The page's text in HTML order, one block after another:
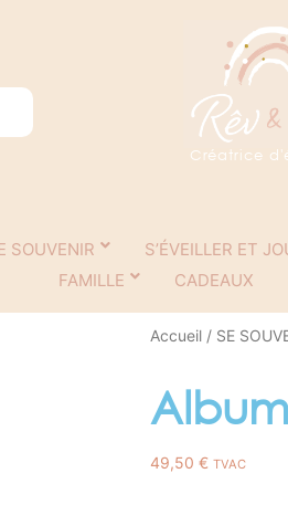
Créatrice
SOUVENIR S’ÉVEILLER ET
FAMILLE
CADEAUX
Accueil / SE
49,50 € TVAC